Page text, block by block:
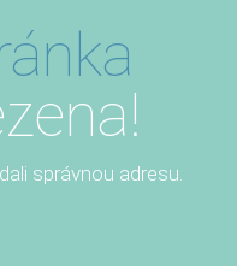
správnou adresu.